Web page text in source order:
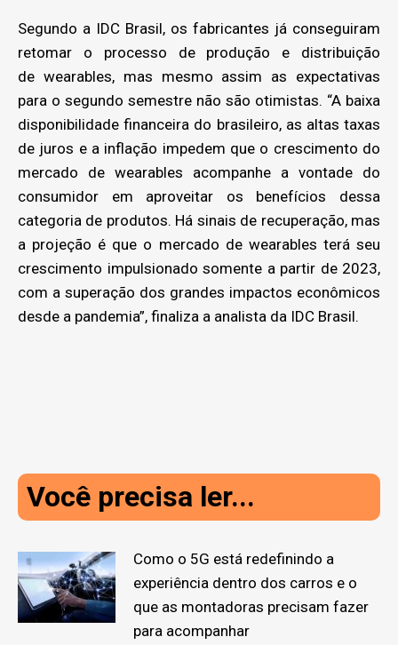
Segundo a IDC Brasil, os fabricantes já conseguiram
retomar o processo de produção e distribuição
de wearables, mas mesmo assim as expectativas
para o segundo semestre não são otimistas. “A baixa
disponibilidade financeira do brasileiro, as altas taxas
de juros e a inflação impedem que o crescimento do
mercado de wearables acompanhe a vontade do
consumidor em aproveitar os benefícios dessa
categoria de produtos. Há sinais de recuperação, mas
a projeção é que o mercado de wearables terá seu
crescimento impulsionado somente a partir de 2023,
com a superação dos grandes impactos econômicos
desde a pandemia”, finaliza a analista da IDC Brasil.
Você precisa ler...
Como o 5G está redefinindo a
experiência dentro dos carros e o
que as montadoras precisam fazer
para acompanhar